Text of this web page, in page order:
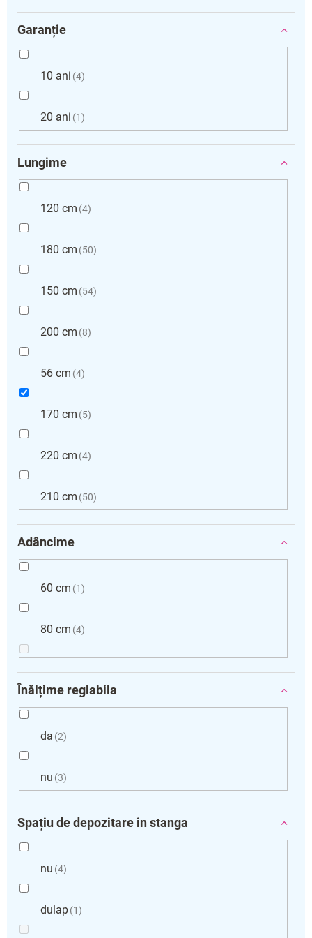
Garanție
10 ani 4
20 ani 1
Lungime
120 cm 4
180 cm 50
150 cm 54
200 cm 8
56 cm 4
170 cm 5
220 cm 4
210 cm 50
Adâncime
60 cm 1
80 cm 4
Înălțime reglabila
da 2
nu 3
Spațiu de depozitare in stanga
nu 4
dulap 1